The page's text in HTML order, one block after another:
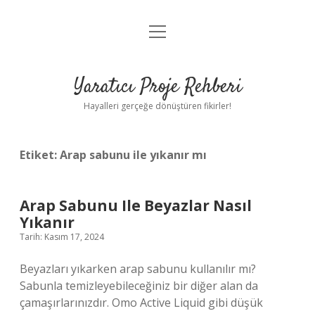
Anasayfa
Yasal Uyarı
menüyü
Yaratıcı Proje Rehberi
Hayalleri gerçeğe dönüştüren fikirler!
Etiket:Arap sabunu ile yıkanır mı
Arap Sabunu Ile Beyazlar Nasıl
Yıkanır
Tarih: Kasım 17, 2024
Beyazları yıkarken arap sabunu kullanılır mı?
Sabunla temizleyebileceğiniz bir diğer alan da
çamaşırlarınızdır. Omo Active Liquid gibi düşük